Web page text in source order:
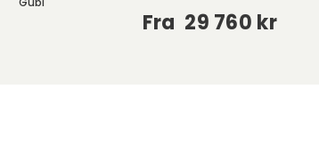
Fra 29 760 kr